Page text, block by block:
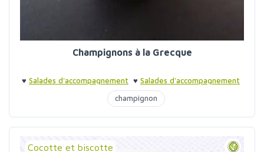
Champignons à la Grecque
♥ Salades d'accompagnement ♥ Salades d'accompagnement
champignon
Cocotte et biscotte